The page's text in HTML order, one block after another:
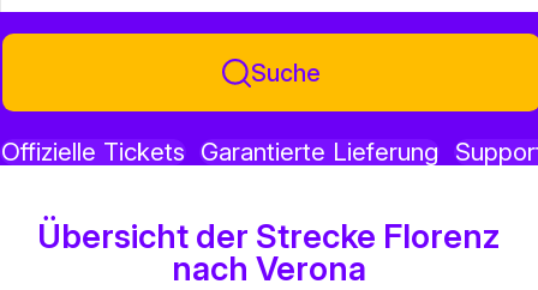
Suche
Offizielle Tickets Garantierte Lieferung
Übersicht der Strecke Florenz
nach Verona